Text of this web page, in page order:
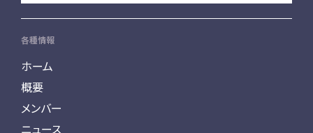
各種情報
ホーム
概要
メンバー
ニュース